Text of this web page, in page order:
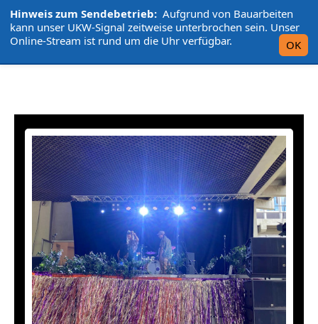
Hinweis zum Sendebetrieb: Aufgrund von Bauarbeiten
kann unser UKW-Signal zeitweise unterbrochen sein. Unser
Online-Stream ist rund um die Uhr verfügbar.
OK
L'UniCo